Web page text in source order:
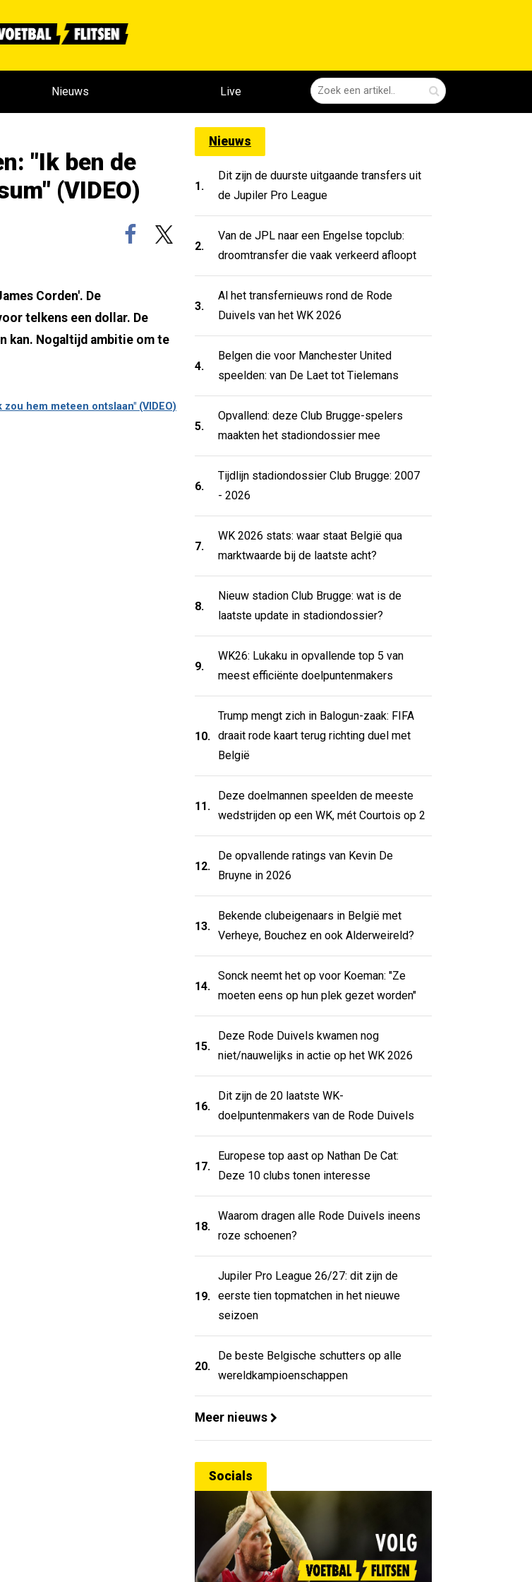
Nieuws Live
"Ik ben de
(VIDEO)
Corden'. De
telkens een dollar. De
kan. Nogaltijd ambitie om te
hem meteen ontslaan" (VIDEO)
Nieuws
1.
Dit zijn de duurste uitgaande transfers uit
de Jupiler Pro League
2.
Van de JPL naar een Engelse topclub:
droomtransfer die vaak verkeerd afloopt
3.
Al het transfernieuws rond de Rode
Duivels van het WK 2026
4.
Belgen die voor Manchester United
speelden: van De Laet tot Tielemans
5.
Opvallend: deze Club Brugge-spelers
maakten het stadiondossier mee
6.
Tijdlijn stadiondossier Club Brugge: 2007
- 2026
7.
WK 2026 stats: waar staat België qua
marktwaarde bij de laatste acht?
8.
Nieuw stadion Club Brugge: wat is de
laatste update in stadiondossier?
9.
WK26: Lukaku in opvallende top 5 van
meest efficiënte doelpuntenmakers
10.
Trump mengt zich in Balogun-zaak: FIFA
draait rode kaart terug richting duel met
België
11.
Deze doelmannen speelden de meeste
wedstrijden op een WK, mét Courtois op 2
12.
De opvallende ratings van Kevin De
Bruyne in 2026
13.
Bekende clubeigenaars in België met
Verheye, Bouchez en ook Alderweireld?
14.
Sonck neemt het op voor Koeman: "Ze
moeten eens op hun plek gezet worden"
15.
Deze Rode Duivels kwamen nog
niet/nauwelijks in actie op het WK 2026
16.
Dit zijn de 20 laatste WK-
doelpuntenmakers van de Rode Duivels
17.
Europese top aast op Nathan De Cat:
Deze 10 clubs tonen interesse
18.
Waarom dragen alle Rode Duivels ineens
roze schoenen?
19.
Jupiler Pro League 26/27: dit zijn de
eerste tien topmatchen in het nieuwe
seizoen
20.
De beste Belgische schutters op alle
wereldkampioenschappen
Meer nieuws
Socials